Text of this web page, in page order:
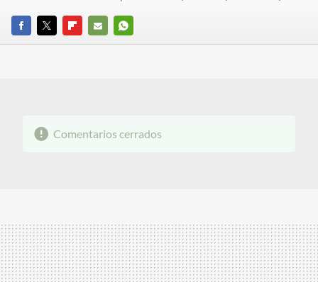
FACEBOOK
TWITTERFLIPBOARD
E-
WHATSAPP
Comentarios cerrados